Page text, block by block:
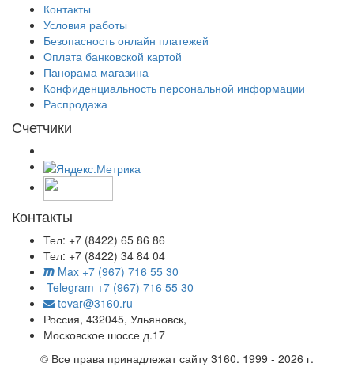
Контакты
Условия работы
Безопасность онлайн платежей
Оплата банковской картой
Панорама магазина
Конфиденциальность персональной информации
Распродажа
Счетчики
Контакты
Тел: +7 (8422) 65 86 86
Тел: +7 (8422) 34 84 04
Max +7 (967) 716 55 30
Telegram +7 (967) 716 55 30
tovar@3160.ru
Россия, 432045, Ульяновск,
Московское шоссе д.17
© Все права принадлежат сайту 3160. 1999 - 2026 г.